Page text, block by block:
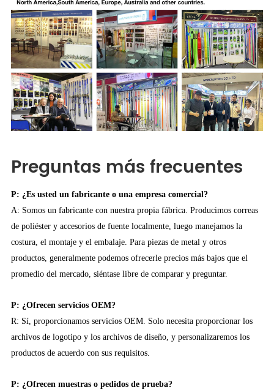
Preguntas más frecuentes
P: ¿Es usted un fabricante o una empresa comercial?
A: Somos un fabricante con nuestra propia fábrica. Producimos correas
de poliéster y accesorios de fuente localmente, luego manejamos la
costura, el montaje y el embalaje. Para piezas de metal y otros
productos, generalmente podemos ofrecerle precios más bajos que el
promedio del mercado, siéntase libre de comparar y preguntar.
P: ¿Ofrecen servicios OEM?
R: Sí, proporcionamos servicios OEM. Solo necesita proporcionar los
archivos de logotipo y los archivos de diseño, y personalizaremos los
productos de acuerdo con sus requisitos.
P: ¿Ofrecen muestras o pedidos de prueba?